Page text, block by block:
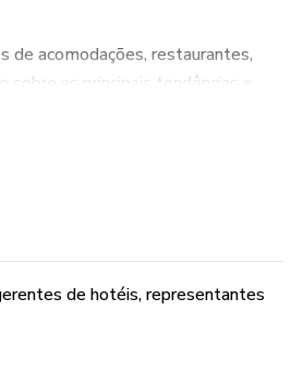
de acomodações, restaurantes,
as principais tendências e
de hotéis, representantes